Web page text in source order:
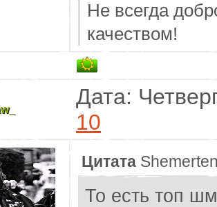
Не всегда
качеством!
Дата:
10
Цитата
То есть топ